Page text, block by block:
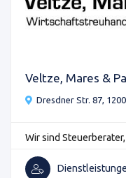
Veltze, Mares &
Dresdner Str. 87,
Wir sind